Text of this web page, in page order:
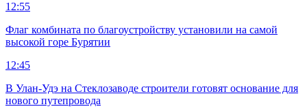
12:55
Флаг комбината по благоустройству установили на самой
высокой горе Бурятии
12:45
В Улан-Удэ на Стеклозаводе строители готовят основание для
нового путепровода